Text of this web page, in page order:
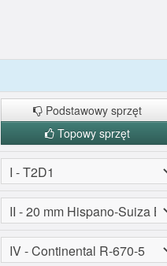
Podstawowy sprzęt
Topowy sprzęt